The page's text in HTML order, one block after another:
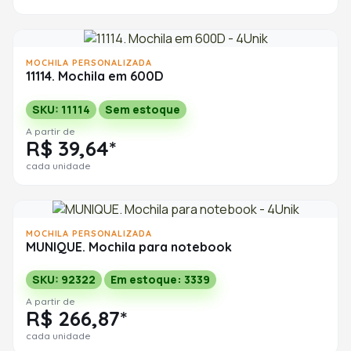
MOCHILA PERSONALIZADA
11114. Mochila em 600D
SKU: 11114 Sem estoque
A partir de
R$ 39,64*
cada unidade
MOCHILA PERSONALIZADA
MUNIQUE. Mochila para notebook
SKU: 92322 Em estoque: 3339
A partir de
R$ 266,87*
cada unidade